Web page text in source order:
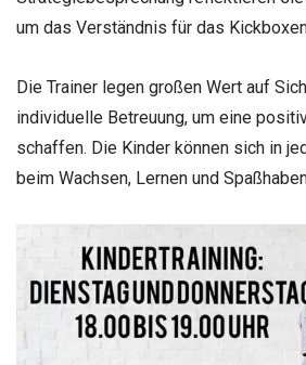
um das Verständnis für das
Die Trainer legen großen Wert auf
individuelle Betreuung, um eine
schaffen. Die Kinder können sich in
beim Wachsen, Lernen und